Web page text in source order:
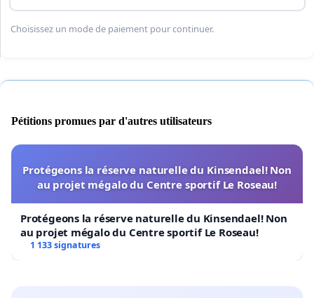
Choisissez un mode de paiement pour continuer.
Pétitions promues par d'autres utilisateurs
Protégeons la réserve naturelle du Kinsendael! Non
au projet mégalo du Centre sportif Le Roseau!
Protégeons la réserve naturelle du Kinsendael! Non
au projet mégalo du Centre sportif Le Roseau!
1 133 signatures